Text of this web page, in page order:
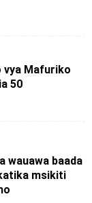
vya Mafuriko
50
wauawa baada
msikiti